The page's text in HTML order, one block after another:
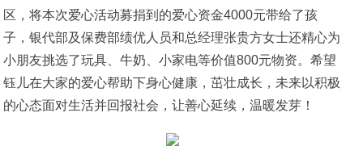
区，将本次爱心活动募捐到的爱心资金4000元带给了孩
子，银代部及保费部绩优人员和总经理张贵方女士还精心为
小朋友挑选了玩具、牛奶、小家电等价值800元物资。希望
钰儿在大家的爱心帮助下身心健康，茁壮成长，未来以积极
的心态面对生活并回报社会，让善心延续，温暖发芽！